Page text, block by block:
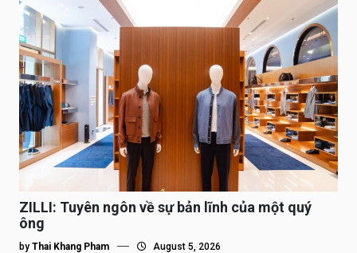
ZILLI: Tuyên ngôn về sự bản lĩnh của một quý
ông
by Thai Khang Pham August 5, 2026